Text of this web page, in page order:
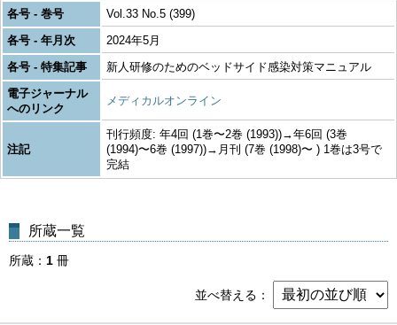
各号 - 巻号
Vol.33 No.5 (399)
各号 - 年月次
2024年5月
各号 - 特集記事
新人研修のためのベッドサイド感染対策マニュアル
電子ジャーナル
へのリンク
メディカルオンライン
注記
刊行頻度: 年4回 (1巻〜2巻 (1993))→年6回 (3巻
(1994)〜6巻 (1997))→月刊 (7巻 (1998)〜 ) 1巻は3号で
完結
所蔵一覧
所蔵 1 冊
並べ替える